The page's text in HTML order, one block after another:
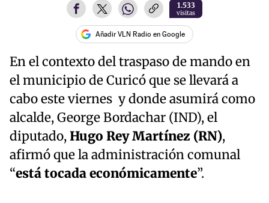
1.533
visitas
Añadir VLN Radio en Google
En el contexto del traspaso de mando en
el municipio de Curicó que se llevará a
cabo este viernes y donde asumirá como
alcalde, George Bordachar (IND), el
diputado,Hugo Rey Martínez (RN),
afirmó que la administración comunal
“está tocada económicamente”.